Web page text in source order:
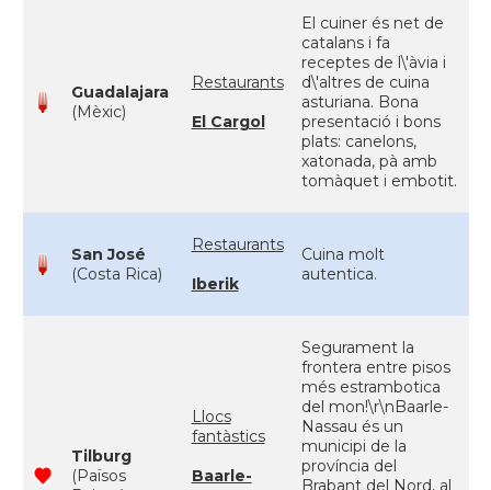
Guadalajara
(Mèxic)
Restaurants
El Cargol
El cuiner és net de
catalans i fa
receptes de l\'àvia i
d\'altres de cuina
asturiana. Bona
presentació i bons
plats: canelons,
xatonada, pà amb
tomàquet i embotit.
San José
(Costa Rica)
Restaurants
Iberik
Cuina molt
autentica.
Tilburg
(Països
Llocs
fantàstics
Baarle-
Segurament la
frontera entre pisos
més estrambotica
del mon!\r\nBaarle-
Nassau és un
municipi de la
província del
Brabant del Nord, al